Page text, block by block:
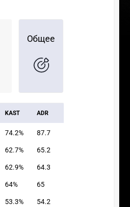
Общее
KAST ADR
74.2% 87.7
62.7% 65.2
62.9% 64.3
64% 65
53.3% 54.2